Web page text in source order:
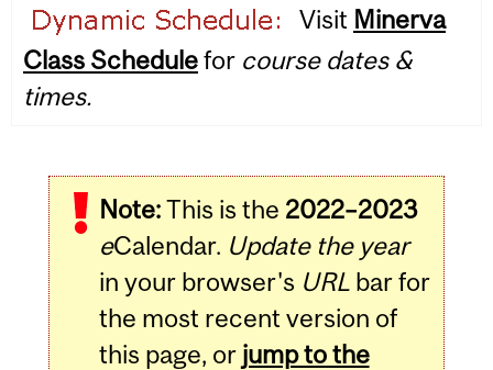
navigation
Visit Minerva
Class Schedulefor course dates &
times.
Note:This is the 2022–2023
eCalendar. Update the year
in your browser's URLbar for
the most recent version of
this page, or jump to the